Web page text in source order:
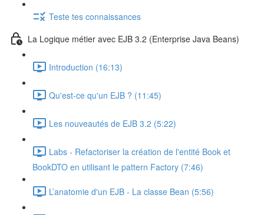
Teste tes connaissances
La Logique métier avec EJB 3.2 (Enterprise Java Beans)
Introduction (16:13)
Qu'est-ce qu'un EJB ? (11:45)
Les nouveautés de EJB 3.2 (5:22)
Labs - Refactoriser la création de l'entité Book et
BookDTO en utilisant le pattern Factory (7:46)
L’anatomie d'un EJB - La classe Bean (5:56)